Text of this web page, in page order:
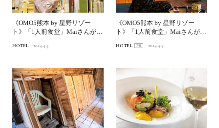
《OMO5熊本 by 星野リゾー
ト》「1人前食堂」MaiさんがO
HOTEL 2024.4.5
《OMO5熊本 by 星野リゾー
ト》「1人前食堂」Maiさんが行
HOTEL 2024.4.5